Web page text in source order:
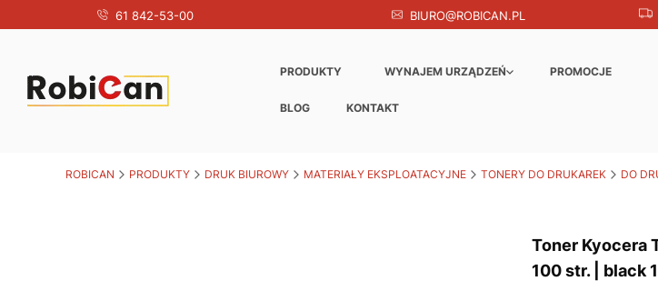
61 842-53-00 BIURO@ROBICAN.PL
PRODUKTY WYNAJEM URZĄDZEŃ PROMOCJE
BLOG KONTAKT
ROBICAN PRODUKTY DRUK BIUROWY MATERIAŁY EKSPLOATACYJNE TONERY DO DRUKAREK DO
Toner Kyocera
100 str. | black